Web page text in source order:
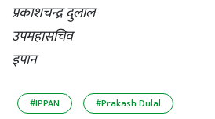
प्रकाशचन्द्र दुलाल
उपमहासचिव
इपान
#IPPAN #Prakash Dulal